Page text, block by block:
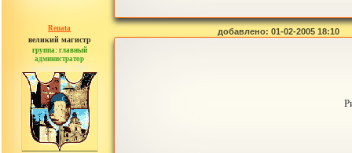
Renata
великий магистр
группа: главный
администратор
сообщений: 2765
добавлено: 01-02-2005 18:10